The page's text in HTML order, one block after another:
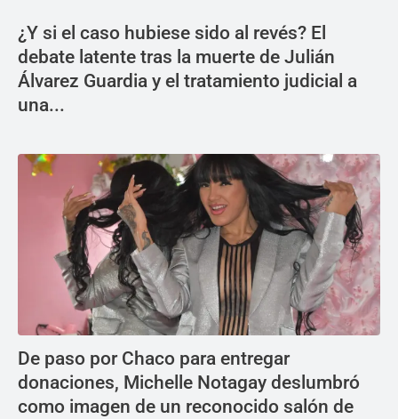
¿Y si el caso hubiese sido al revés? El
debate latente tras la muerte de Julián
Álvarez Guardia y el tratamiento judicial a
una...
De paso por Chaco para entregar
donaciones, Michelle Notagay deslumbró
como imagen de un reconocido salón de